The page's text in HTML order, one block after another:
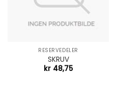
RESERVEDELER
SKRUV
kr 48,75